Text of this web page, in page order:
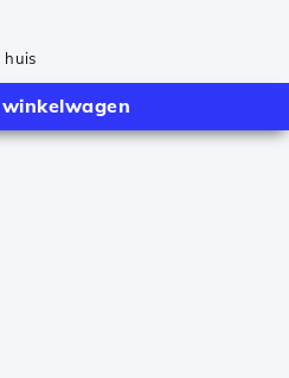
huis